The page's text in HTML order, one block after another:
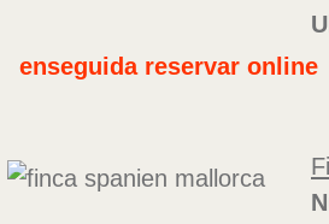
enseguida reservar online